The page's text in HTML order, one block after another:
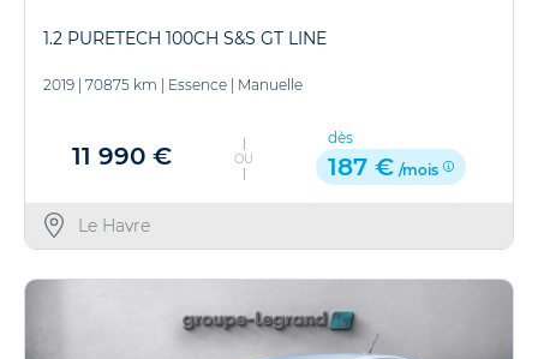
1.2 PURETECH 100CH S&S GT LINE
2019 70875 km Essence Manuelle
11 990 € OU
dès
187 € /mois
Le Havre